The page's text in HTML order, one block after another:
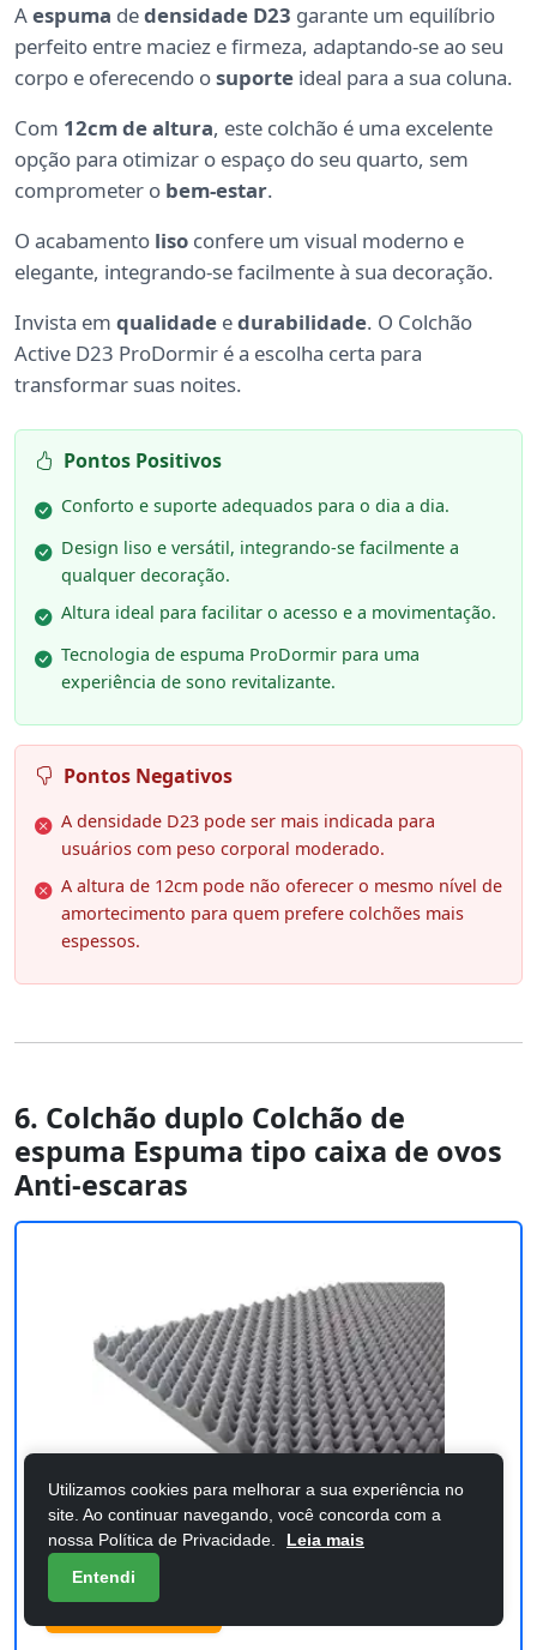
Aespuma dedensidade D23 garante um equilíbrio
perfeito entre maciez e firmeza, adaptando-se ao seu
corpo e oferecendo osuporte ideal para a sua coluna.
Com 12cm de altura, este colchão é uma excelente
opção para otimizar o espaço do seu quarto, sem
comprometer o bem-estar.
O acabamento liso confere um visual moderno e
elegante, integrando-se facilmente à sua decoração.
Invista em qualidade edurabilidade. O Colchão
Active D23 ProDormir é a escolha certa para
transformar suas noites.
Pontos Positivos
Conforto e suporte adequados para o dia a dia.
Design liso e versátil, integrando-se facilmente a
qualquer decoração.
Altura ideal para facilitar o acesso e a movimentação.
Tecnologia de espuma ProDormir para uma
experiência de sono revitalizante.
Pontos Negativos
A densidade D23 pode ser mais indicada para
usuários com peso corporal moderado.
A altura de 12cm pode não oferecer o mesmo nível de
amortecimento para quem prefere colchões mais
espessos.
6. Colchão duplo Colchão de
espuma Espuma tipo caixa de ovos
Anti-escaras
Utilizamos cookies para melhorar a sua experiência no
site. Ao continuar navegando, você concorda com a
nossa Política de Privacidade.
Leia mais
Entendi